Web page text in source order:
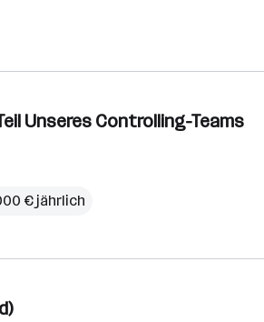
Unseres Controlling-Teams
€ jährlich